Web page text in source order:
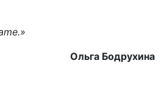
Ольга Бодрухина